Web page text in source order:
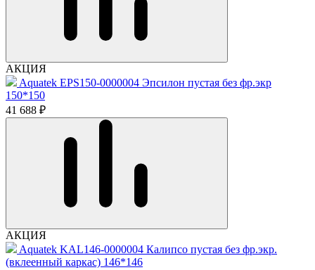
АКЦИЯ
Aquatek EPS150-0000004 Эпсилон пустая без фр.экр
150*150
41 688 ₽
АКЦИЯ
Aquatek KAL146-0000004 Калипсо пустая без фр.экр.
(вклеенный каркас) 146*146